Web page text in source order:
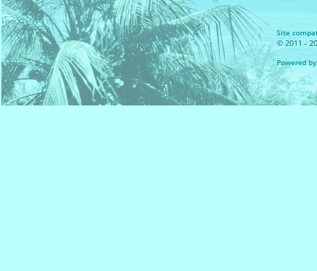
Site
© 2011 -
Powered by